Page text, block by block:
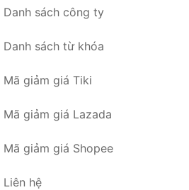
Danh sách công ty
Danh sách từ khóa
Mã giảm giá Tiki
Mã giảm giá Lazada
Mã giảm giá Shopee
Liên hệ